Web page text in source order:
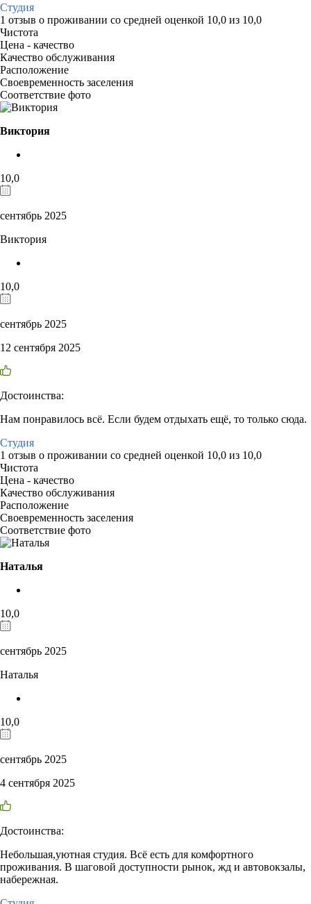
Студия
1 отзыв о проживании со средней оценкой 10,0 из 10,0
Чистота
Цена - качество
Качество обслуживания
Расположение
Своевременность заселения
Соответствие фото
Виктория
10,0
сентябрь 2025
Виктория
10,0
сентябрь 2025
12 сентября 2025
Достоинства:
Нам понравилось всё. Если будем отдыхать ещё, то только сюда.
Студия
1 отзыв о проживании со средней оценкой 10,0 из 10,0
Чистота
Цена - качество
Качество обслуживания
Расположение
Своевременность заселения
Соответствие фото
Наталья
10,0
сентябрь 2025
Наталья
10,0
сентябрь 2025
4 сентября 2025
Достоинства:
Небольшая,уютная студия. Всё есть для комфортного
проживания. В шаговой доступности рынок, жд и автовокзалы,
набережная.